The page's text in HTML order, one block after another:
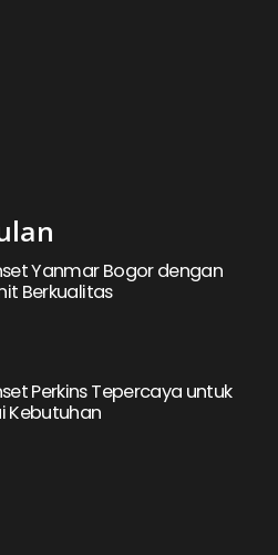
Yanmar Bogor dengan
Berkualitas
Perkins Tepercaya untuk
Kebutuhan